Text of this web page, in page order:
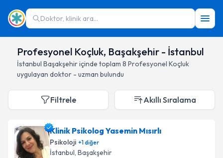
Doktor, klinik ara...
Profesyonel Koçluk, Başakşehir - İstanbul
İstanbul Başakşehiriçinde toplam 8 Profesyonel Koçluk
uygulayan doktor - uzman bulundu
Filtrele Akıllı Sıralama
Klinik Psikolog Yasemin Mısırlı
Psikoloji +1diğer
İstanbul, Başakşehir